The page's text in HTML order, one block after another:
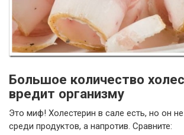
Большое количество
вредит организму
Это миф! Холестерин в сале есть, но он
среди продуктов, а напротив. Сравните: